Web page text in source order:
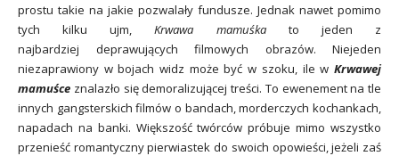
prostu takie na jakie pozwalały fundusze. Jednak nawet pomimo
tych kilku ujm,Krwawa mamuśkato jeden z
najbardziej deprawujących filmowych obrazów. Niejeden
niezaprawiony w bojach widz może być w szoku, ile w Krwawej
mamuśce znalazło się demoralizującej treści. To ewenement na tle
innych gangsterskich filmów o bandach, morderczych kochankach,
napadach na banki. Większość twórców próbuje mimo wszystko
przenieść romantyczny pierwiastek do swoich opowieści, jeżeli zaś